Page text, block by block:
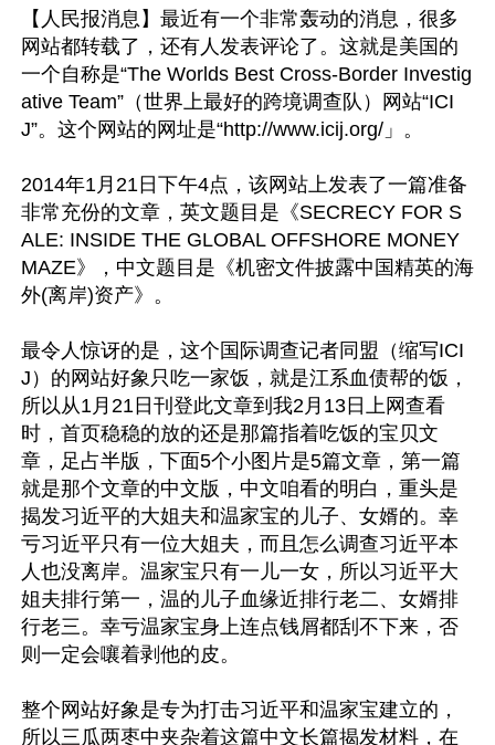
【人民报消息】最近有一个非常轰动的消息，很多
网站都转载了，还有人发表评论了。这就是美国的
一个自称是“The Worlds Best Cross-Border Investig
ative Team”（世界上最好的跨境调查队）网站“ICI
J”。这个网站的网址是“http://www.icij.org/」。
2014年1月21日下午4点，该网站上发表了一篇准备
非常充份的文章，英文题目是《SECRECY FOR S
ALE: INSIDE THE GLOBAL OFFSHORE MONEY
MAZE》，中文题目是《机密文件披露中国精英的海
外(离岸)资产》。
最令人惊讶的是，这个国际调查记者同盟（缩写ICI
J）的网站好象只吃一家饭，就是江系血债帮的饭，
所以从1月21日刊登此文章到我2月13日上网查看
时，首页稳稳的放的还是那篇指着吃饭的宝贝文
章，足占半版，下面5个小图片是5篇文章，第一篇
就是那个文章的中文版，中文咱看的明白，重头是
揭发习近平的大姐夫和温家宝的儿子、女婿的。幸
亏习近平只有一位大姐夫，而且怎么调查习近平本
人也没离岸。温家宝只有一儿一女，所以习近平大
姐夫排行第一，温的儿子血缘近排行老二、女婿排
行老三。幸亏温家宝身上连点钱屑都刮不下来，否
则一定会嚷着剥他的皮。
整个网站好象是专为打击习近平和温家宝建立的，
所以三瓜两枣中夹杂着这篇中文长篇揭发材料，在